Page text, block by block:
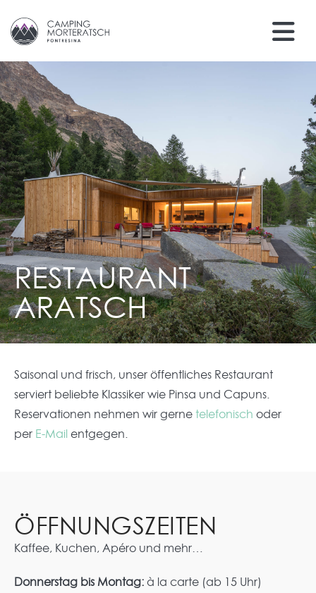
RESTAURANT
ARATSCH
Saisonal und frisch, unser öffentliches Restaurant
serviert beliebte Klassiker wie Pinsa und Capuns.
Reservationen nehmen wir gernetelefonisch oder
per E-Mail entgegen.
ÖFFNUNGSZEITEN
Kaffee, Kuchen, Apéro und mehr…
Donnerstag bis Montag:à la carte (ab 15 Uhr)